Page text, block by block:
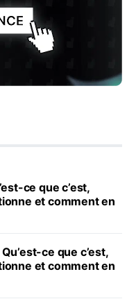
ce que c’est,
et comment en
ce que c’est,
et comment en